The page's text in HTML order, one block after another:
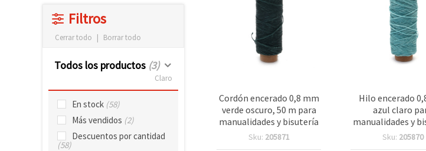
Filtros
Cerrar todo | Borrar todo
Todos los productos (3)
Claro
En stock (58)
Más vendidos (2)
Descuentos por cantidad
(58)
Cordón encerado 0,8 mm
verde oscuro, 50 m para
manualidades y bisutería
Sku: 205871
Hilo encerado
azul claro
manualidades y
- 50 m
Sku: 205870